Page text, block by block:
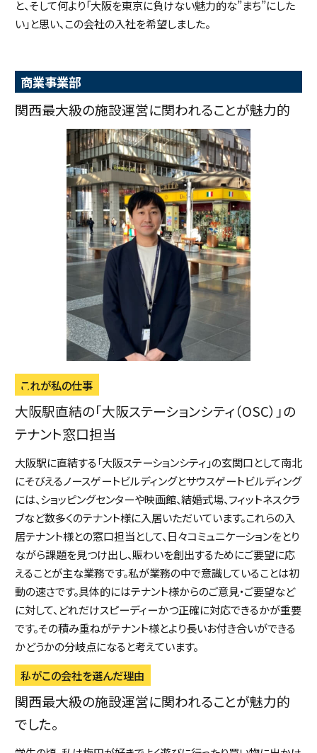
と、そして何より「大阪を東京に負けない魅力的な”まち”にした
い」と思い、この会社の入社を希望しました。
商業事業部
関西最大級の施設運営に関われることが魅力的
これが私の仕事
大阪駅直結の「大阪ステーションシティ（OSC）」の
テナント窓口担当
大阪駅に直結する「大阪ステーションシティ」の玄関口として南北
にそびえるノースゲートビルディングとサウスゲートビルディング
には、ショッピングセンターや映画館、結婚式場、フィットネスクラ
ブなど数多くのテナント様に入居いただいています。これらの入
居テナント様との窓口担当として、日々コミュニケーションをとり
ながら課題を見つけ出し、賑わいを創出するためにご要望に応
えることが主な業務です。私が業務の中で意識していることは初
動の速さです。具体的にはテナント様からのご意見・ご要望など
に対して、どれだけスピーディーかつ正確に対応できるかが重要
です。その積み重ねがテナント様とより長いお付き合いができる
かどうかの分岐点になると考えています。
私がこの会社を選んだ理由
関西最大級の施設運営に関われることが魅力的
でした。